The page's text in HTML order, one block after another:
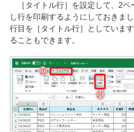
［タイトル行］を設定して、2ペ
し行を印刷するようにしておきま
行目を［タイトル行］としていま
ることもできます。